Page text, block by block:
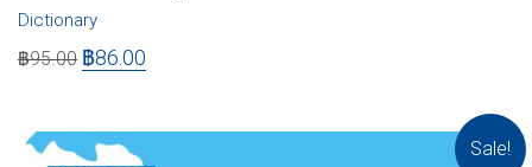
Dictionary
฿95.00 ฿86.00
Sale!